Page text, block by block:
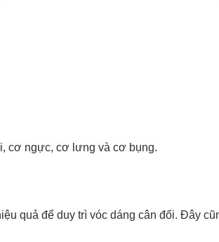
cơ ngực, cơ lưng và cơ bụng.
quả để duy trì vóc dáng cân đối. Đây